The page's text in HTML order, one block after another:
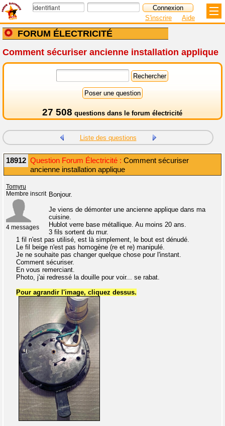
FORUM ÉLECTRICITÉ
S'inscrire Aide
Comment sécuriser ancienne installation applique
27 508 questions dans le forum électricité
Liste des questions
18912 Question Forum Électricité : Comment sécuriser
ancienne installation applique
Tomyru
Membre inscrit
4 messages
Bonjour.
Je viens de démonter une ancienne applique dans ma
cuisine.
Hublot verre base métallique. Au moins 20 ans.
3 fils sortent du mur.
1 fil n'est pas utilisé, est là simplement, le bout est dénudé.
Le fil beige n'est pas homogène (re et re) manipulé.
Je ne souhaite pas changer quelque chose pour l'instant.
Comment sécuriser.
En vous remerciant.
Photo, j'ai redressé la douille pour voir... se rabat.
Pour agrandir l'image, cliquez dessus.